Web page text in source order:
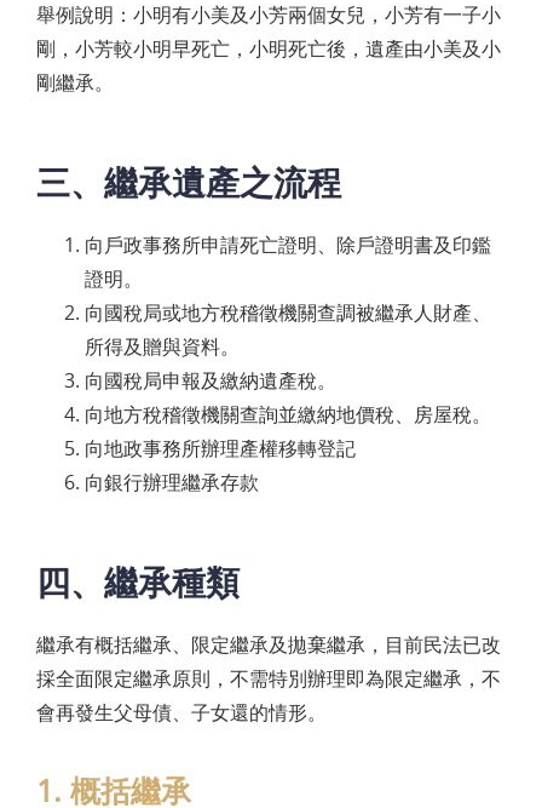
舉例說明：小明有小美及小芳兩個女兒，小芳有一子小
剛，小芳較小明早死亡，小明死亡後，遺產由小美及小
剛繼承。
三、繼承遺產之流程
向戶政事務所申請死亡證明、除戶證明書及印鑑
證明。
向國稅局或地方稅稽徵機關查調被繼承人財產、
所得及贈與資料。
向國稅局申報及繳納遺產稅。
向地方稅稽徵機關查詢並繳納地價稅、房屋稅。
向地政事務所辦理產權移轉登記
向銀行辦理繼承存款
四、繼承種類
繼承有概括繼承、限定繼承及拋棄繼承，目前民法已改
採全面限定繼承原則，不需特別辦理即為限定繼承，不
會再發生父母債、子女還的情形。
1. 概括繼承